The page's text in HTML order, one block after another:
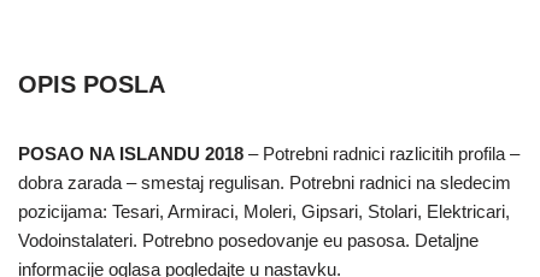
OPIS POSLA
POSAO NA ISLANDU 2018 – Potrebni radnici razlicitih profila –
dobra zarada – smestaj regulisan. Potrebni radnici na sledecim
pozicijama: Tesari, Armiraci, Moleri, Gipsari, Stolari, Elektricari,
Vodoinstalateri. Potrebno posedovanje eu pasosa. Detaljne
informacije oglasa pogledajte u nastavku.